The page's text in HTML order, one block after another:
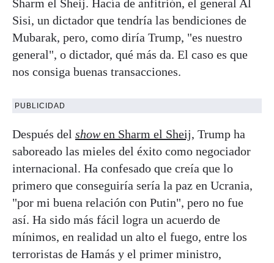
Sharm el Sheij. Hacía de anfitrión, el general Al
Sisi, un dictador que tendría las bendiciones de
Mubarak, pero, como diría Trump, "es nuestro
general", o dictador, qué más da. El caso es que
nos consiga buenas transacciones.
PUBLICIDAD
Después del show en Sharm el Sheij, Trump ha
saboreado las mieles del éxito como negociador
internacional. Ha confesado que creía que lo
primero que conseguiría sería la paz en Ucrania,
"por mi buena relación con Putin", pero no fue
así. Ha sido más fácil logra un acuerdo de
mínimos, en realidad un alto el fuego, entre los
terroristas de Hamás y el primer ministro,